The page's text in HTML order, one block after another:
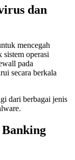
dan
mencegah
sistem operasi
pada
secara berkala
dari berbagai jenis